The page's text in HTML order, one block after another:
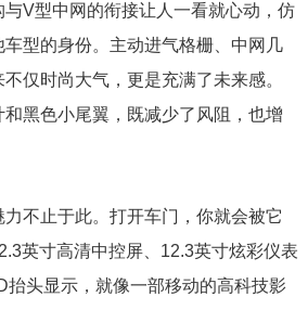
V型中网的衔接让人一看就心动，仿
型的身份。主动进气格栅、中网几
仅时尚大气，更是充满了未来感。
黑色小尾翼，既减少了风阻，也增
不止于此。打开车门，你就会被它
英寸高清中控屏、12.3英寸炫彩仪表
抬头显示，就像一部移动的高科技影